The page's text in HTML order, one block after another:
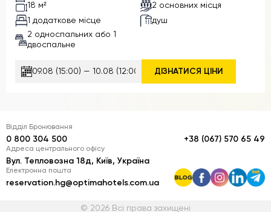
18 м²
1 додаткове місце
2 односпальних або 1
двоспальне
2 основних місця
душ
ДІЗНАТИСЯ ЦІНИ
Відділ Бронювання
0 800 304 500 +38 (067) 570 65 49
Адреса центрального офісу
Вул. Тепловозна 18д, Київ, Україна
Електронна пошта
reservation.hg@optimahotels.com.ua
© 2026 Всі права захищені